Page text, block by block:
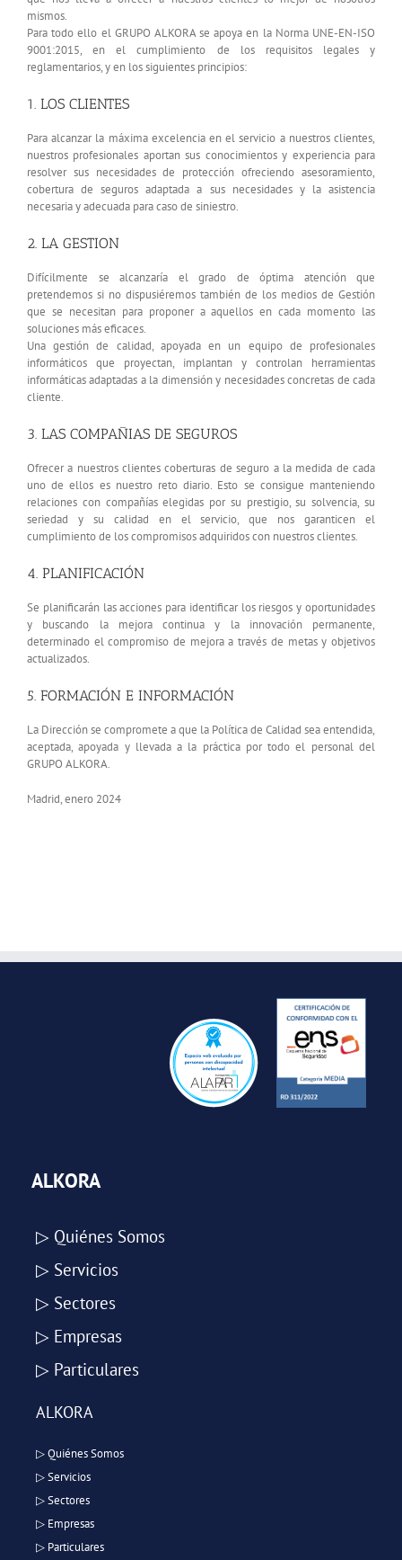
mismos.
Para todo ello el GRUPO ALKORA se apoya en la Norma UNE-EN-ISO
9001:2015, en el cumplimiento de los requisitos legales y
reglamentarios, y en los siguientes principios:
1. LOS CLIENTES
Para alcanzar la máxima excelencia en el servicio a nuestros clientes,
nuestros profesionales aportan sus conocimientos y experiencia para
resolver sus necesidades de protección ofreciendo asesoramiento,
cobertura de seguros adaptada a sus necesidades y la asistencia
necesaria y adecuada para caso de siniestro.
2. LA GESTION
Difícilmente se alcanzaría el grado de óptima atención que
pretendemos si no dispusiéremos también de los medios de Gestión
que se necesitan para proponer a aquellos en cada momento las
soluciones más eficaces.
Una gestión de calidad, apoyada en un equipo de profesionales
informáticos que proyectan, implantan y controlan herramientas
informáticas adaptadas a la dimensión y necesidades concretas de cada
cliente.
3. LAS COMPAÑIAS DE SEGUROS
Ofrecer a nuestros clientes coberturas de seguro a la medida de cada
uno de ellos es nuestro reto diario. Esto se consigue manteniendo
relaciones con compañías elegidas por su prestigio, su solvencia, su
seriedad y su calidad en el servicio, que nos garanticen el
cumplimiento de los compromisos adquiridos con nuestros clientes.
4. PLANIFICACIÓN
Se planificarán las acciones para identificar los riesgos y oportunidades
y buscando la mejora continua y la innovación permanente,
determinado el compromiso de mejora a través de metas y objetivos
actualizados.
5. FORMACIÓN E INFORMACIÓN
La Dirección se compromete a que la Política de Calidad sea entendida,
aceptada, apoyada y llevada a la práctica por todo el personal del
GRUPO ALKORA.
Madrid, enero 2024
ALKORA
▷ Quiénes Somos
▷ Servicios
▷ Sectores
▷ Empresas
▷ Particulares
ALKORA
▷ Quiénes Somos
▷ Servicios
▷ Sectores
▷ Empresas
▷ Particulares